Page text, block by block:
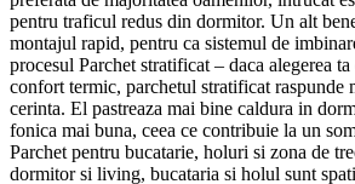
pentru traficul redus din dormitor. Un alt
montajul rapid, pentru ca sistemul de
procesul Parchet stratificat – daca alegerea
confort termic, parchetul stratificat raspunde
cerinta. El pastreaza mai bine caldura in
fonica mai buna, ceea ce contribuie la un
Parchet pentru bucatarie, holuri si zona de
dormitor si living, bucataria si holul sunt